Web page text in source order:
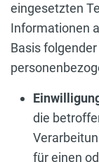
eingesetzten
Informationen
Basis
die
für einen